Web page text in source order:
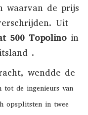
waarvan de prijs
Uit
500 Topolino in
.
wendde de
tot de ingenieurs van
opsplitsten in twee